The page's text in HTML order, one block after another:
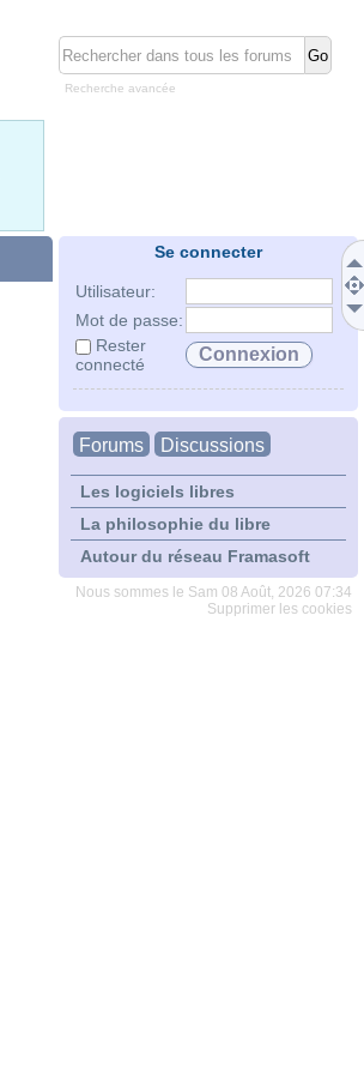
Recherche avancée
Se connecter
Utilisateur:
Mot de passe:
Rester
connecté
Forums Discussions
Les logiciels libres
La philosophie du libre
Autour du réseau Framasoft
Nous sommes le Sam 08 Août, 2026 07:34
Supprimer les cookies